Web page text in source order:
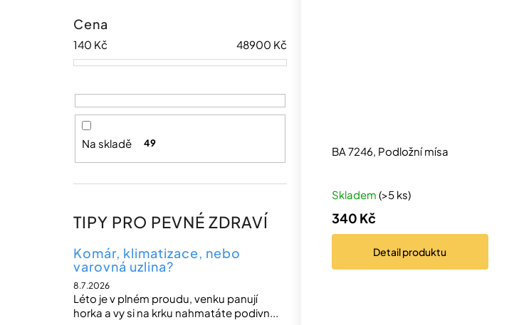
Cena
140 Kč 48900 Kč
Na skladě 49
TIPY PRO PEVNÉ ZDRAVÍ
Komár, klimatizace, nebo
varovná uzlina?
8.7.2026
Léto je v plném proudu, venku panují
horka a vy si na krku nahmatáte podivn...
BA 7246, Podložní mísa
Skladem(>5 ks)
340 Kč
Detailproduktu